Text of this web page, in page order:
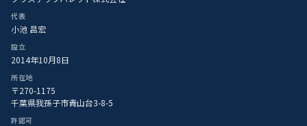
代表
小池 昌宏
設立
2014年10月8日
所在地
〒270-1175
千葉県我孫子市青山台3-8-5
許認可